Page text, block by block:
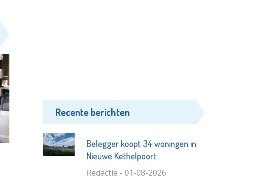
Recente berichten
Belegger koopt 34 woningen in
Nieuwe Kethelpoort
Redactie - 01-08-2026